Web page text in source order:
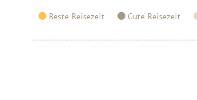
Beste Reisezeit Gute Reisezeit